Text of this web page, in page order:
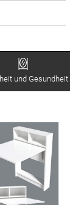
und Gesundheit